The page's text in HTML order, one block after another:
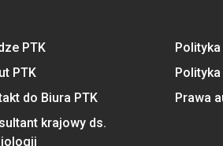
PTK
PTK
do Biura PTK
krajowy ds.
Prawa